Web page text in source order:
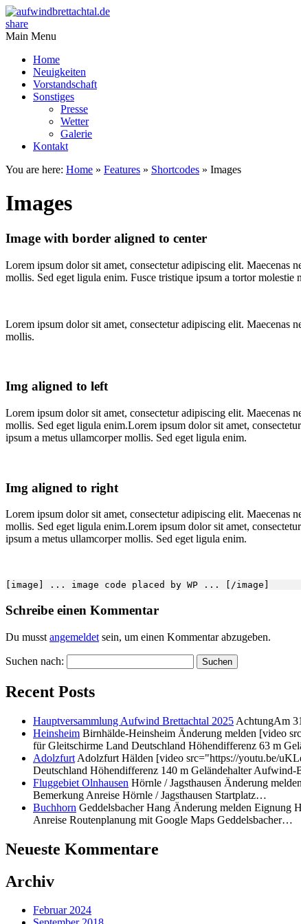
share
Main Menu
Home
Neuigkeiten
Vorstandschaft
Sonstiges
Presse
Wetter
Galerie
Kontakt
You are here: Home » Features » Shortcodes » Images
Images
Image with border aligned to center
Lorem ipsum dolor sit amet, consectetur adipiscing elit. Maecenas
mollis. Sed eget ligula enim. Fusce tristique ipsum a tortor
Lorem ipsum dolor sit amet, consectetur adipiscing elit. Maecenas
mollis.
Img aligned to left
Lorem ipsum dolor sit amet, consectetur adipiscing elit. Maecenas
mollis. Sed eget ligula enim.Lorem ipsum dolor sit amet,
ipsum a metus ullamcorper mollis. Sed eget ligula enim.
Img aligned to right
Lorem ipsum dolor sit amet, consectetur adipiscing elit. Maecenas
mollis. Sed eget ligula enim.Lorem ipsum dolor sit amet,
ipsum a metus ullamcorper mollis. Sed eget ligula enim.
[image] ... image code placed by WP ... [/image]
Schreibe einen Kommentar
Du musst angemeldet sein, um einen Kommentar abzugeben.
Suchen nach:
Recent Posts
Hauptversammlung Aufwind Brettachtal 2025 AchtungAm
Heinsheim Birnhälde-Heinsheim Änderung melden [video
für Gleitschirme Land Deutschland Höhendifferenz 63 m
Adolzfurt Adolzfurt Hälden [video src="https://youtu.be/
Deutschland Höhendifferenz 140 m Geländehalter
Fluggebiet Olnhausen Hörnle / Jagsthausen Änderung
Bemerkung Anreise Hörnle / Jagsthausen Startplatz…
Buchhorn Geddelsbacher Hang Änderung melden Eignung
Anreise Routenplanung mit Google Maps Geddelsbacher…
Neueste Kommentare
Archiv
Februar 2024